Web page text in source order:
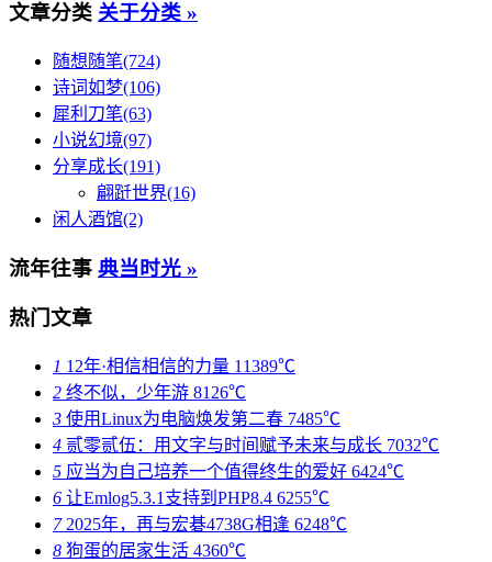
文章分类 关于分类 »
随想随笔(724)
诗词如梦(106)
犀利刀笔(63)
小说幻境(97)
分享成长(191)
翩跹世界(16)
闲人酒馆(2)
流年往事 典当时光 »
热门文章
1 12年·相信相信的力量 11389℃
2 终不似，少年游 8126℃
3 使用Linux为电脑焕发第二春 7485℃
4 贰零贰伍：用文字与时间赋予未来与成长 7032℃
5 应当为自己培养一个值得终生的爱好 6424℃
6 让Emlog5.3.1支持到PHP8.4 6255℃
72025年，再与宏碁4738G相逢 6248℃
8 狗蛋的居家生活 4360℃